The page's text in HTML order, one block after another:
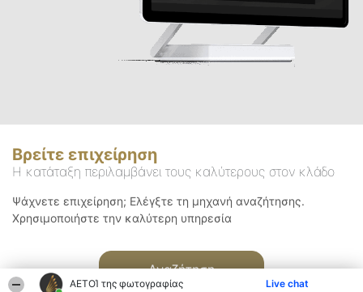
ΑΕΤΟΊ της φωτογραφίας Live chat
Βρείτε επιχείρηση
Η κατάταξη περιλαμβάνει τους καλύτερους στον κλάδο
Ψάχνετε επιχείρηση; Ελέγξτε τη μηχανή αναζήτησης.
Χρησιμοποιήστε την καλύτερη υπηρεσία
Αναζήτηση